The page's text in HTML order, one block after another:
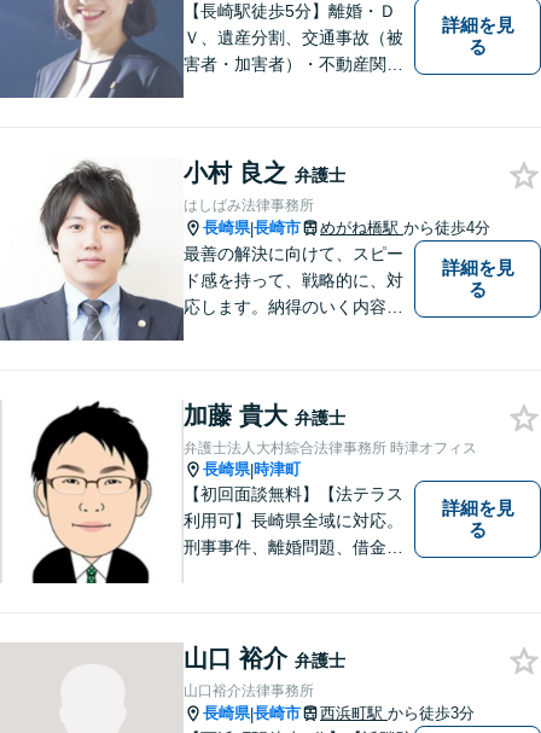
【長崎駅徒歩5分】離婚・Ｄ
Ｖ、遺産分割、交通事故（被
害者・加害者）・不動産関連
詳細を見
る
小村 良之 弁護士
はしばみ法律事務所
長崎県|長崎市 めがね橋駅 から徒歩4分
最善の解決に向けて、スピー
ド感を持って、戦略的に、対
応します。納得のいく内容と
詳細を見
る
加藤 貴大 弁護士
弁護士法人大村綜合法律事務所 時津オフィス
長崎県|時津町
【初回面談無料】【法テラス
利用可】長崎県全域に対応。
刑事事件、離婚問題、借金・
す。どんな些細なことでも構
いません。お気軽にご相談く
ださい【完全個室】
詳細を見
る
山口 裕介 弁護士
山口裕介法律事務所
長崎県|長崎市 西浜町駅 から徒歩3分